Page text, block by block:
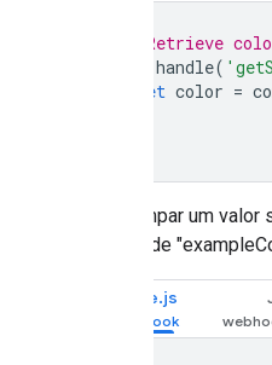
// Retrieve
handle(
let color =
Para limpar um
o valor de
Node.js